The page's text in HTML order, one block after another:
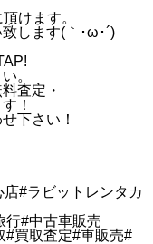
けます。
します(｀･ω･´)ゞ
。
査定・
！
下さい！
#ラビットレンタカ
行#中古車販売
#買取査定#車販売#